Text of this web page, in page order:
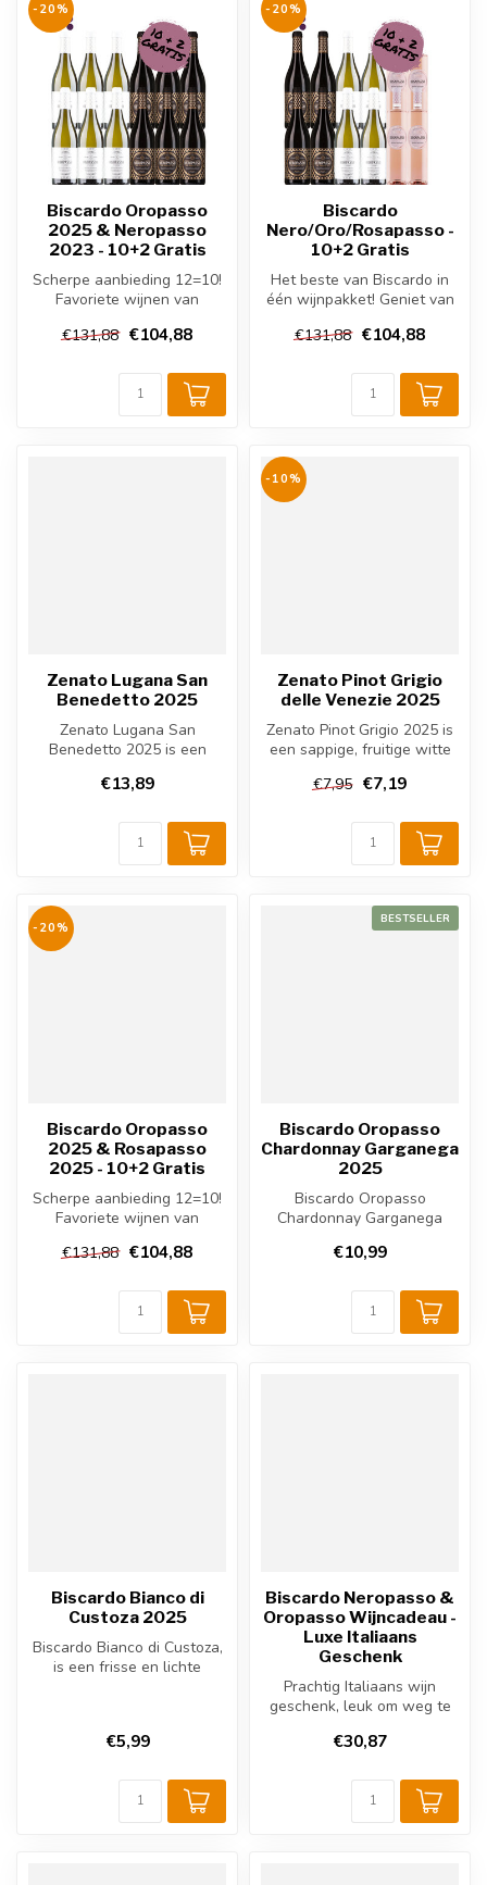
-20%
Biscardo Oropasso
2025 & Neropasso
2023 - 10+2 Gratis
Scherpe aanbieding 12=10!
Favoriete wijnen van
€131,88 €104,88
-20%
Biscardo
Nero/Oro/Rosapasso -
10+2 Gratis
Het beste van Biscardo in
één wijnpakket! Geniet van
€131,88 €104,88
Zenato Lugana San
Benedetto 2025
Zenato Lugana San
Benedetto 2025 is een
Veneto. Deze 1...
€13,89
-10%
Zenato Pinot Grigio
delle Venezie 2025
Zenato Pinot Grigio 2025 is
een sappige, fruitige witte
€7,95 €7,19
-20%
Biscardo Oropasso
2025 & Rosapasso
2025 - 10+2 Gratis
Scherpe aanbieding 12=10!
Favoriete wijnen van
€131,88 €104,88
BESTSELLER
Biscardo Oropasso
Chardonnay Garganega
2025
Biscardo Oropasso
Chardonnay Garganega
wijn uit de ...
€10,99
Biscardo Bianco di
Custoza 2025
Biscardo Bianco di Custoza,
is een frisse en lichte
€5,99
Biscardo Neropasso &
Oropasso Wijncadeau -
Luxe Italiaans
Geschenk
Prachtig Italiaans wijn
geschenk, leuk om weg te
wijn...
€30,87